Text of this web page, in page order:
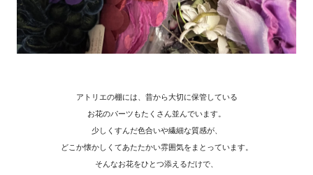
アトリエの棚には、昔から大切に保管している
お花のパーツもたくさん並んでいます。
少しくすんだ色合いや繊細な質感が、
どこか懐かしくてあたたかい雰囲気をまとっています。
そんなお花をひとつ添えるだけで、